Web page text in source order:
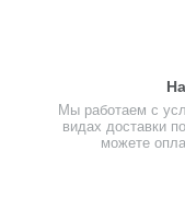
Мы работаем с
видах доставки
можете